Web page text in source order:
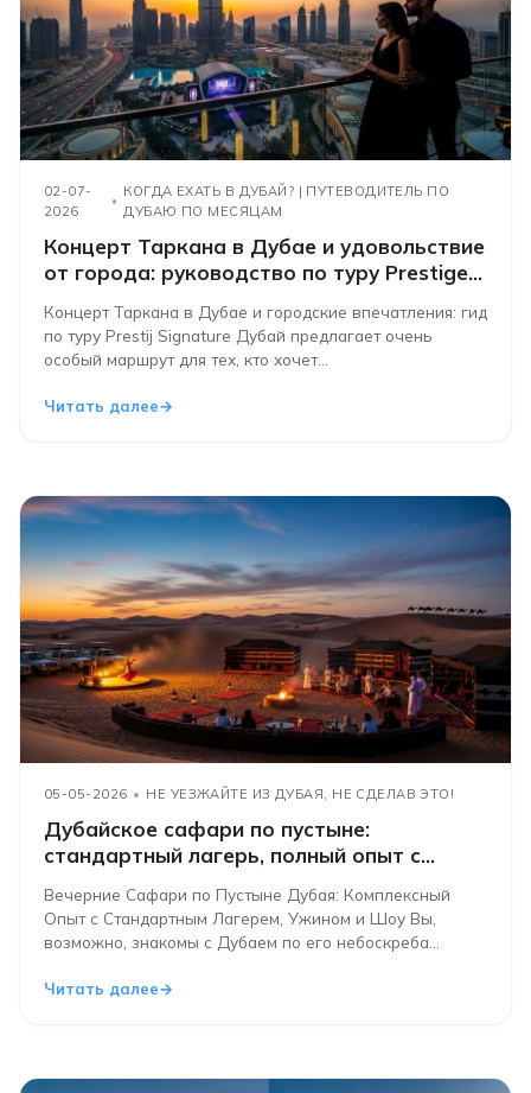
02-07-
2026
КОГДА ЕХАТЬ В ДУБАЙ? | ПУТЕВОДИТЕЛЬ ПО
ДУБАЮ ПО МЕСЯЦАМ
Концерт Таркана в Дубае и удовольствие
от города: руководство по туру Prestige
Концерт Таркана в Дубае и городские впечатления: гид
по туру Prestij Signature Дубай предлагает очень
особый маршрут для тех, кто хочет...
Читать далее
05-05-2026 НЕ УЕЗЖАЙТЕ ИЗ ДУБАЯ, НЕ СДЕЛАВ ЭТО!
Дубайское сафари по пустыне:
стандартный лагерь, полный опыт с
Вечерние Сафари по Пустыне Дубая: Комплексный
Опыт с Стандартным Лагерем, Ужином и Шоу Вы,
возможно, знакомы с Дубаем по его небоскреба...
Читать далее